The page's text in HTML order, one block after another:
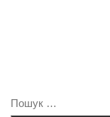
ПОШУК